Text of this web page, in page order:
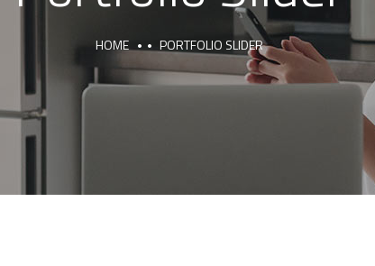
HOME PORTFOLIO SLIDER